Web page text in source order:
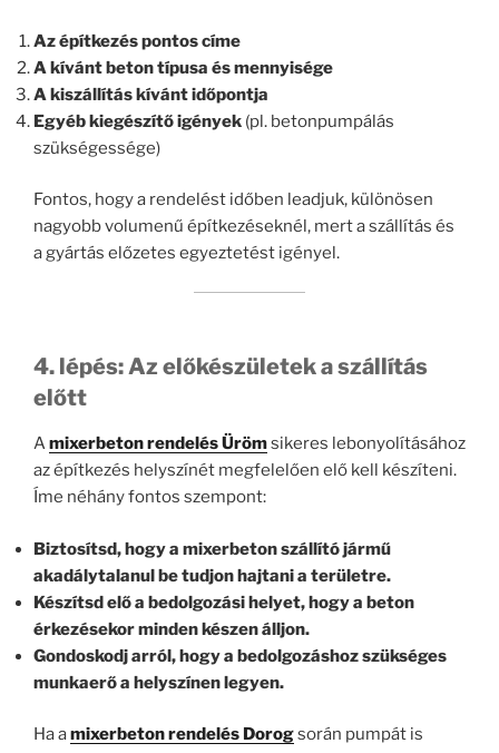
Az építkezés pontos címe
A kívánt beton típusa és mennyisége
A kiszállítás kívánt időpontja
Egyéb kiegészítő igények (pl. betonpumpálás
szükségessége)
Fontos, hogy a rendelést időben leadjuk, különösen
nagyobb volumenű építkezéseknél, mert a szállítás és
a gyártás előzetes egyeztetést igényel.
4. lépés: Az előkészületek a szállítás
előtt
Amixerbeton rendelés Ürömsikeres lebonyolításához
az építkezés helyszínét megfelelően elő kell készíteni.
Íme néhány fontos szempont:
Biztosítsd, hogy a mixerbeton szállító jármű
akadálytalanul be tudjon hajtani a területre.
Készítsd elő a bedolgozási helyet, hogy a beton
érkezésekor minden készen álljon.
Gondoskodj arról, hogy a bedolgozáshoz szükséges
munkaerő a helyszínen legyen.
Ha amixerbeton rendelés Dorogsorán pumpát is